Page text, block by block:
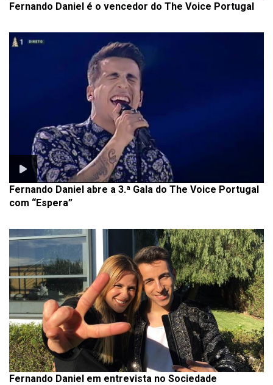
Fernando Daniel é o vencedor do The Voice Portugal
Fernando Daniel abre a 3.ª Gala do The Voice Portugal
com “Espera”
Fernando Daniel em entrevista no Sociedade